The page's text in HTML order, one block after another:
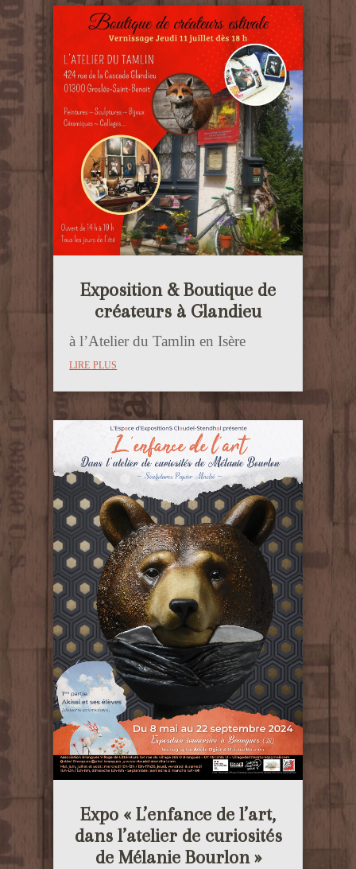
Exposition & Boutique de
créateurs à Glandieu
à l’Atelier du Tamlin en Isère
lire plus
Expo « L’enfance de l’art,
dans l’atelier de curiosités
de Mélanie Bourlon »